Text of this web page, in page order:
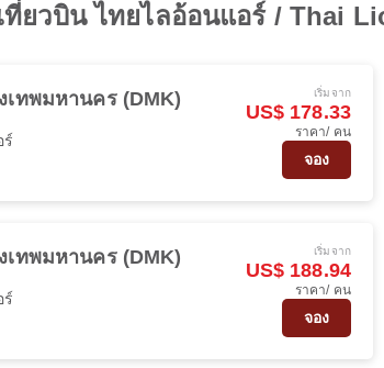
ที่ยวบิน ไทยไลอ้อนแอร์ / Thai
เทพมหานคร (DMK)
ร์
เริ่มจาก
US$ 178.33
ราคา/ คน
จอง
เทพมหานคร (DMK)
ร์
เริ่มจาก
US$ 188.94
ราคา/ คน
จอง